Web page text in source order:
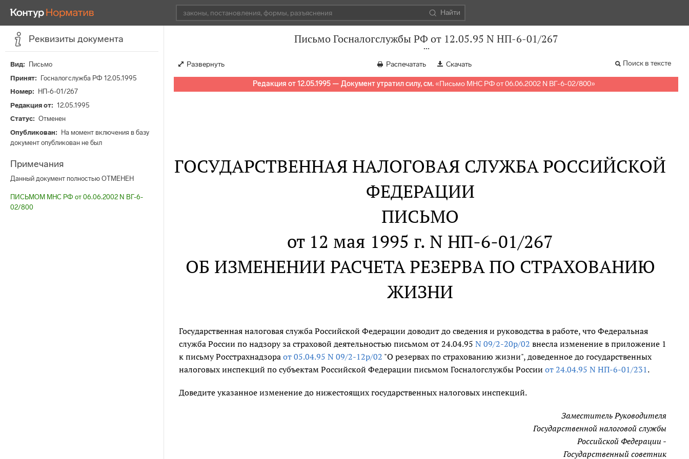
Найти
Реквизиты документа
Вид
Письмо
Принят
Госналогслужба РФ 12.05.1995
Номер
НП-6-01/267
Редакция от
12.05.1995
Статус
Отменен
Опубликован
На момент включения в базу
документ опубликован не был
Примечания
Данный документ полностью ОТМЕНЕН
ПИСЬМОМ МНС РФ от 06.06.2002 N ВГ-6-
02/800
Письмо Госналогслужбы РФ от 12.05.95 N НП-6-01/267
Развернуть Распечатать Скачать Поиск в тексте
Редакция от 12.05.1995 — Документ утратил силу, см. «Письмо МНС РФ от 06.06.2002 N ВГ-6-02/800»
ГОСУДАРСТВЕННАЯ НАЛОГОВАЯ СЛУЖБА РОССИЙСКОЙ
ФЕДЕРАЦИИ
ПИСЬМО
от 12 мая 1995 г. N НП-6-01/267
ОБ ИЗМЕНЕНИИ РАСЧЕТА РЕЗЕРВА ПО СТРАХОВАНИЮ
ЖИЗНИ
Государственная налоговая служба Российской Федерации доводит до сведения и руководства в работе, что Федеральная
служба России по надзору за страховой деятельностью письмом от 24.04.95 N 09/2-20р/02 внесла изменение в приложение 1
к письму Росстрахнадзора от 05.04.95 N 09/2-12р/02 "О резервах по страхованию жизни", доведенное до государственных
налоговых инспекций по субъектам Российской Федерации письмом Госналогслужбы России от 24.04.95 N НП-6-01/231 .
Доведите указанное изменение до нижестоящих государственных налоговых инспекций.
Заместитель Руководителя
Государственной налоговой службы
Российской Федерации -
Государственный советник